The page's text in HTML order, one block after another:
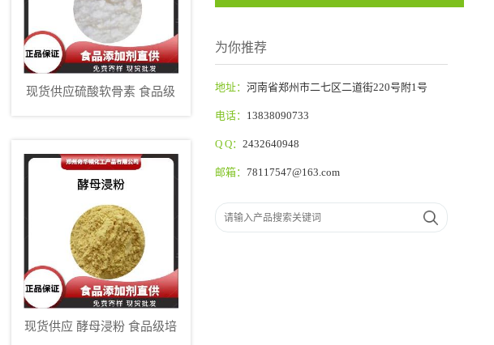
为你推荐
地址： 河南省郑州市二七区二道街220号附1号
电话： 13838090733
Q Q： 2432640948
邮箱： 78117547@163.com
现货供应硫酸软骨素 食品级
现货供应 酵母浸粉 食品级培